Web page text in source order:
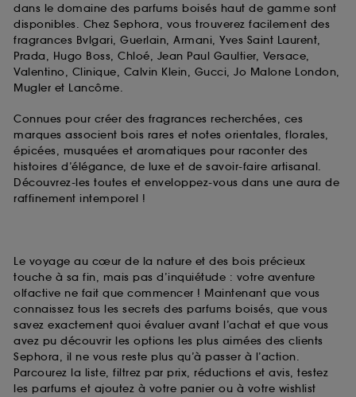
dans le domaine des parfums boisés haut de gamme sont
disponibles. Chez Sephora, vous trouverez facilement des
fragrances Bvlgari, Guerlain, Armani, Yves Saint Laurent,
Prada, Hugo Boss, Chloé, Jean Paul Gaultier, Versace,
Valentino, Clinique, Calvin Klein, Gucci, Jo Malone London,
Mugler et Lancôme.
Connues pour créer des fragrances recherchées, ces
marques associent bois rares et notes orientales, florales,
épicées, musquées et aromatiques pour raconter des
histoires d’élégance, de luxe et de savoir-faire artisanal.
Découvrez-les toutes et enveloppez-vous dans une aura de
raffinement intemporel !
Le voyage au cœur de la nature et des bois précieux
touche à sa fin, mais pas d’inquiétude : votre aventure
olfactive ne fait que commencer ! Maintenant que vous
connaissez tous les secrets des parfums boisés, que vous
savez exactement quoi évaluer avant l’achat et que vous
avez pu découvrir les options les plus aimées des clients
Sephora, il ne vous reste plus qu’à passer à l’action.
Parcourez la liste, filtrez par prix, réductions et avis, testez
les parfums et ajoutez à votre panier ou à votre wishlist